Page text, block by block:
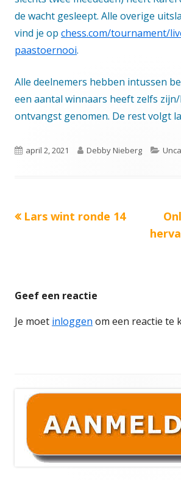
de wacht gesleept. Alle overige
vind je op chess.com/tournament/
paastoernooi.
Alle deelnemers hebben intussen
een aantal winnaars heeft zelfs
ontvangst genomen. De rest volgt
Gepubliceerd
april 2, 2021 Auteur
Debby Nieberg
Bericht
Vorige
Lars wint ronde 14
Geef een reactie
Je moet inloggen om een reactie te
Hoofd
sidebar